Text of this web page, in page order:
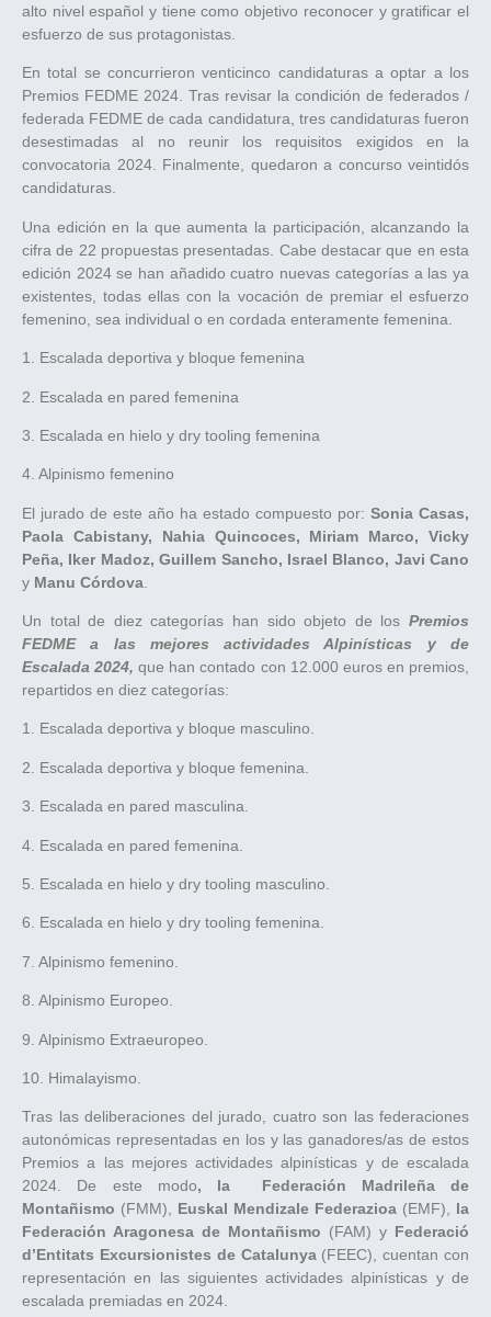
alto nivel español y tiene como objetivo reconocer y gratificar el
esfuerzo de sus protagonistas.
En total se concurrieron venticinco candidaturas a optar a los
Premios FEDME 2024. Tras revisar la condición de federados /
federada FEDME de cada candidatura, tres candidaturas fueron
desestimadas al no reunir los requisitos exigidos en la
convocatoria 2024. Finalmente, quedaron a concurso veintidós
candidaturas.
Una edición en la que aumenta la participación, alcanzando la
cifra de 22 propuestas presentadas. Cabe destacar que en esta
edición 2024 se han añadido cuatro nuevas categorías a las ya
existentes, todas ellas con la vocación de premiar el esfuerzo
femenino, sea individual o en cordada enteramente femenina.
1. Escalada deportiva y bloque femenina
2. Escalada en pared femenina
3. Escalada en hielo y dry tooling femenina
4. Alpinismo femenino
El jurado de este año ha estado compuesto por: Sonia Casas,
Paola Cabistany, Nahia Quincoces, Miriam Marco, Vicky
Peña, Iker Madoz, Guillem Sancho, Israel Blanco, Javi Cano
y Manu Córdova
Un total de diez categorías han sido objeto de los Premios
FEDME a las mejores actividades Alpinísticas y de
Escalada 2024, que han contado con 12.000 euros en premios,
repartidos en diez categorías:
1. Escalada deportiva y bloque masculino.
2. Escalada deportiva y bloque femenina.
3. Escalada en pared masculina.
4. Escalada en pared femenina.
5. Escalada en hielo y dry tooling masculino.
6. Escalada en hielo y dry tooling femenina.
7. Alpinismo femenino.
8. Alpinismo Europeo.
9. Alpinismo Extraeuropeo.
10. Himalayismo.
Tras las deliberaciones del jurado, cuatro son las federaciones
autonómicas representadas en los y las ganadores/as de estos
Premios a las mejores actividades alpinísticas y de escalada
2024. De este modo, la Federación Madrileña de
Montañismo (FMM), Euskal Mendizale Federazioa (EMF), la
Federación Aragonesa de Montañismo (FAM) y Federació
d’Entitats Excursionistes de Catalunya(FEEC), cuentan con
representación en las siguientes actividades alpinísticas y de
escalada premiadas en 2024.